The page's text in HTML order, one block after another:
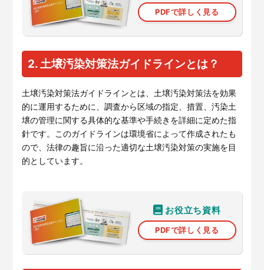
PDFで詳しく見る
2. 土壌汚染対策法ガイドラインとは？
土壌汚染対策法ガイドラインとは、土壌汚染対策法を効果
的に運用するために、調査から区域の指定、措置、汚染土
壌の管理に関する具体的な基準や手続きを詳細に定めた指
針です。このガイドラインは環境省によって作成されたも
ので、法律の趣旨に沿った適切な土壌汚染対策の実施を目
的としています。
お役立ち資料
PDFで詳しく見る